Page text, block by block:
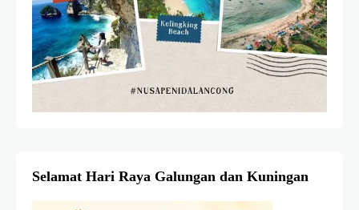
Selamat Hari Raya Galungan dan Kuningan